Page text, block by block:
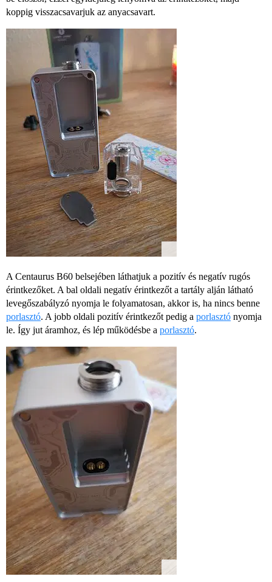
koppig visszacsavarjuk az anyacsavart.
A Centaurus B60 belsejében láthatjuk a pozitív és negatív rugós
érintkezőket. A bal oldali negatív érintkezőt a tartály alján látható
levegőszabályzó nyomja le folyamatosan, akkor is, ha nincs benne
porlasztó. A jobb oldali pozitív érintkezőt pedig a porlasztó nyomja
le. Így jut áramhoz, és lép működésbe a porlasztó.